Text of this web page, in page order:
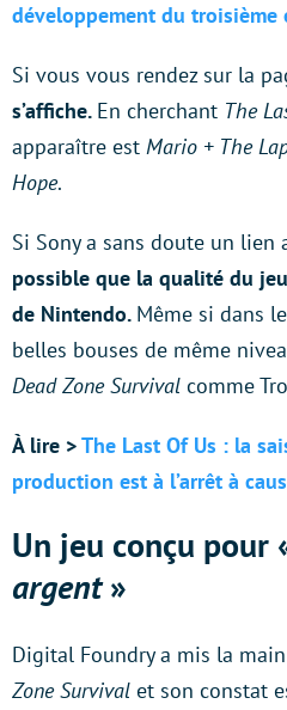
développement du
Si vous vous rendez sur la
s’affiche. En cherchant The
apparaître est Mario + The
Hope.
Si Sony a sans doute un lien
possible que la qualité du
de Nintendo. Même si dans
belles bouses de même
Dead Zone Survival comme
À lire >The Last Of Us : la
production est à l’arrêt à
Un jeu conçu pour
argent»
Digital Foundry a mis la
Zone Survival et son constat